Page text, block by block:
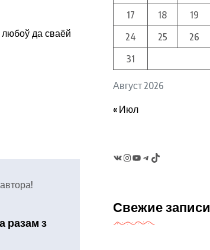
да сваёй
разам з
Август 2026
17
18 19
24
25 26
31
« Июл
Instagram
YouTubeTelegram
TikTok
Свежие записи